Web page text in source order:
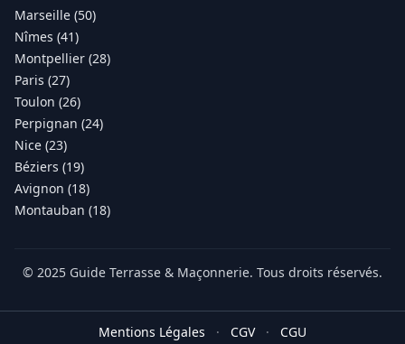
Marseille (50)
Nîmes (41)
Montpellier (28)
Paris (27)
Toulon (26)
Perpignan (24)
Nice (23)
Béziers (19)
Avignon (18)
Montauban (18)
© 2025 Guide Terrasse & Maçonnerie. Tous droits réservés.
Mentions Légales · CGV · CGU